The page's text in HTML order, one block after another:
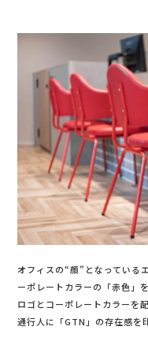
オフィスの“顔”となっている
ーポレートカラーの「赤色」
ロゴとコーポレートカラーを
通行人に「GTN」の存在感を